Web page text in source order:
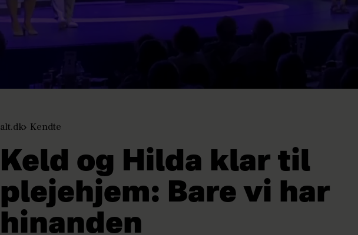
alt.dk Kendte
Keld og Hilda klar til
plejehjem: Bare vi har
hinanden